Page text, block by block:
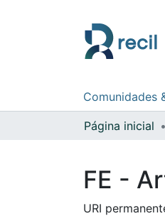
Comunidades
Página inicial
FE -
URI